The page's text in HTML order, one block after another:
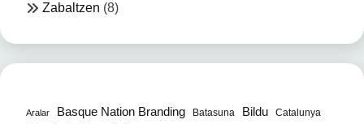
Zabaltzen (8)
Aralar Basque Nation Branding Batasuna Bildu Catalunya